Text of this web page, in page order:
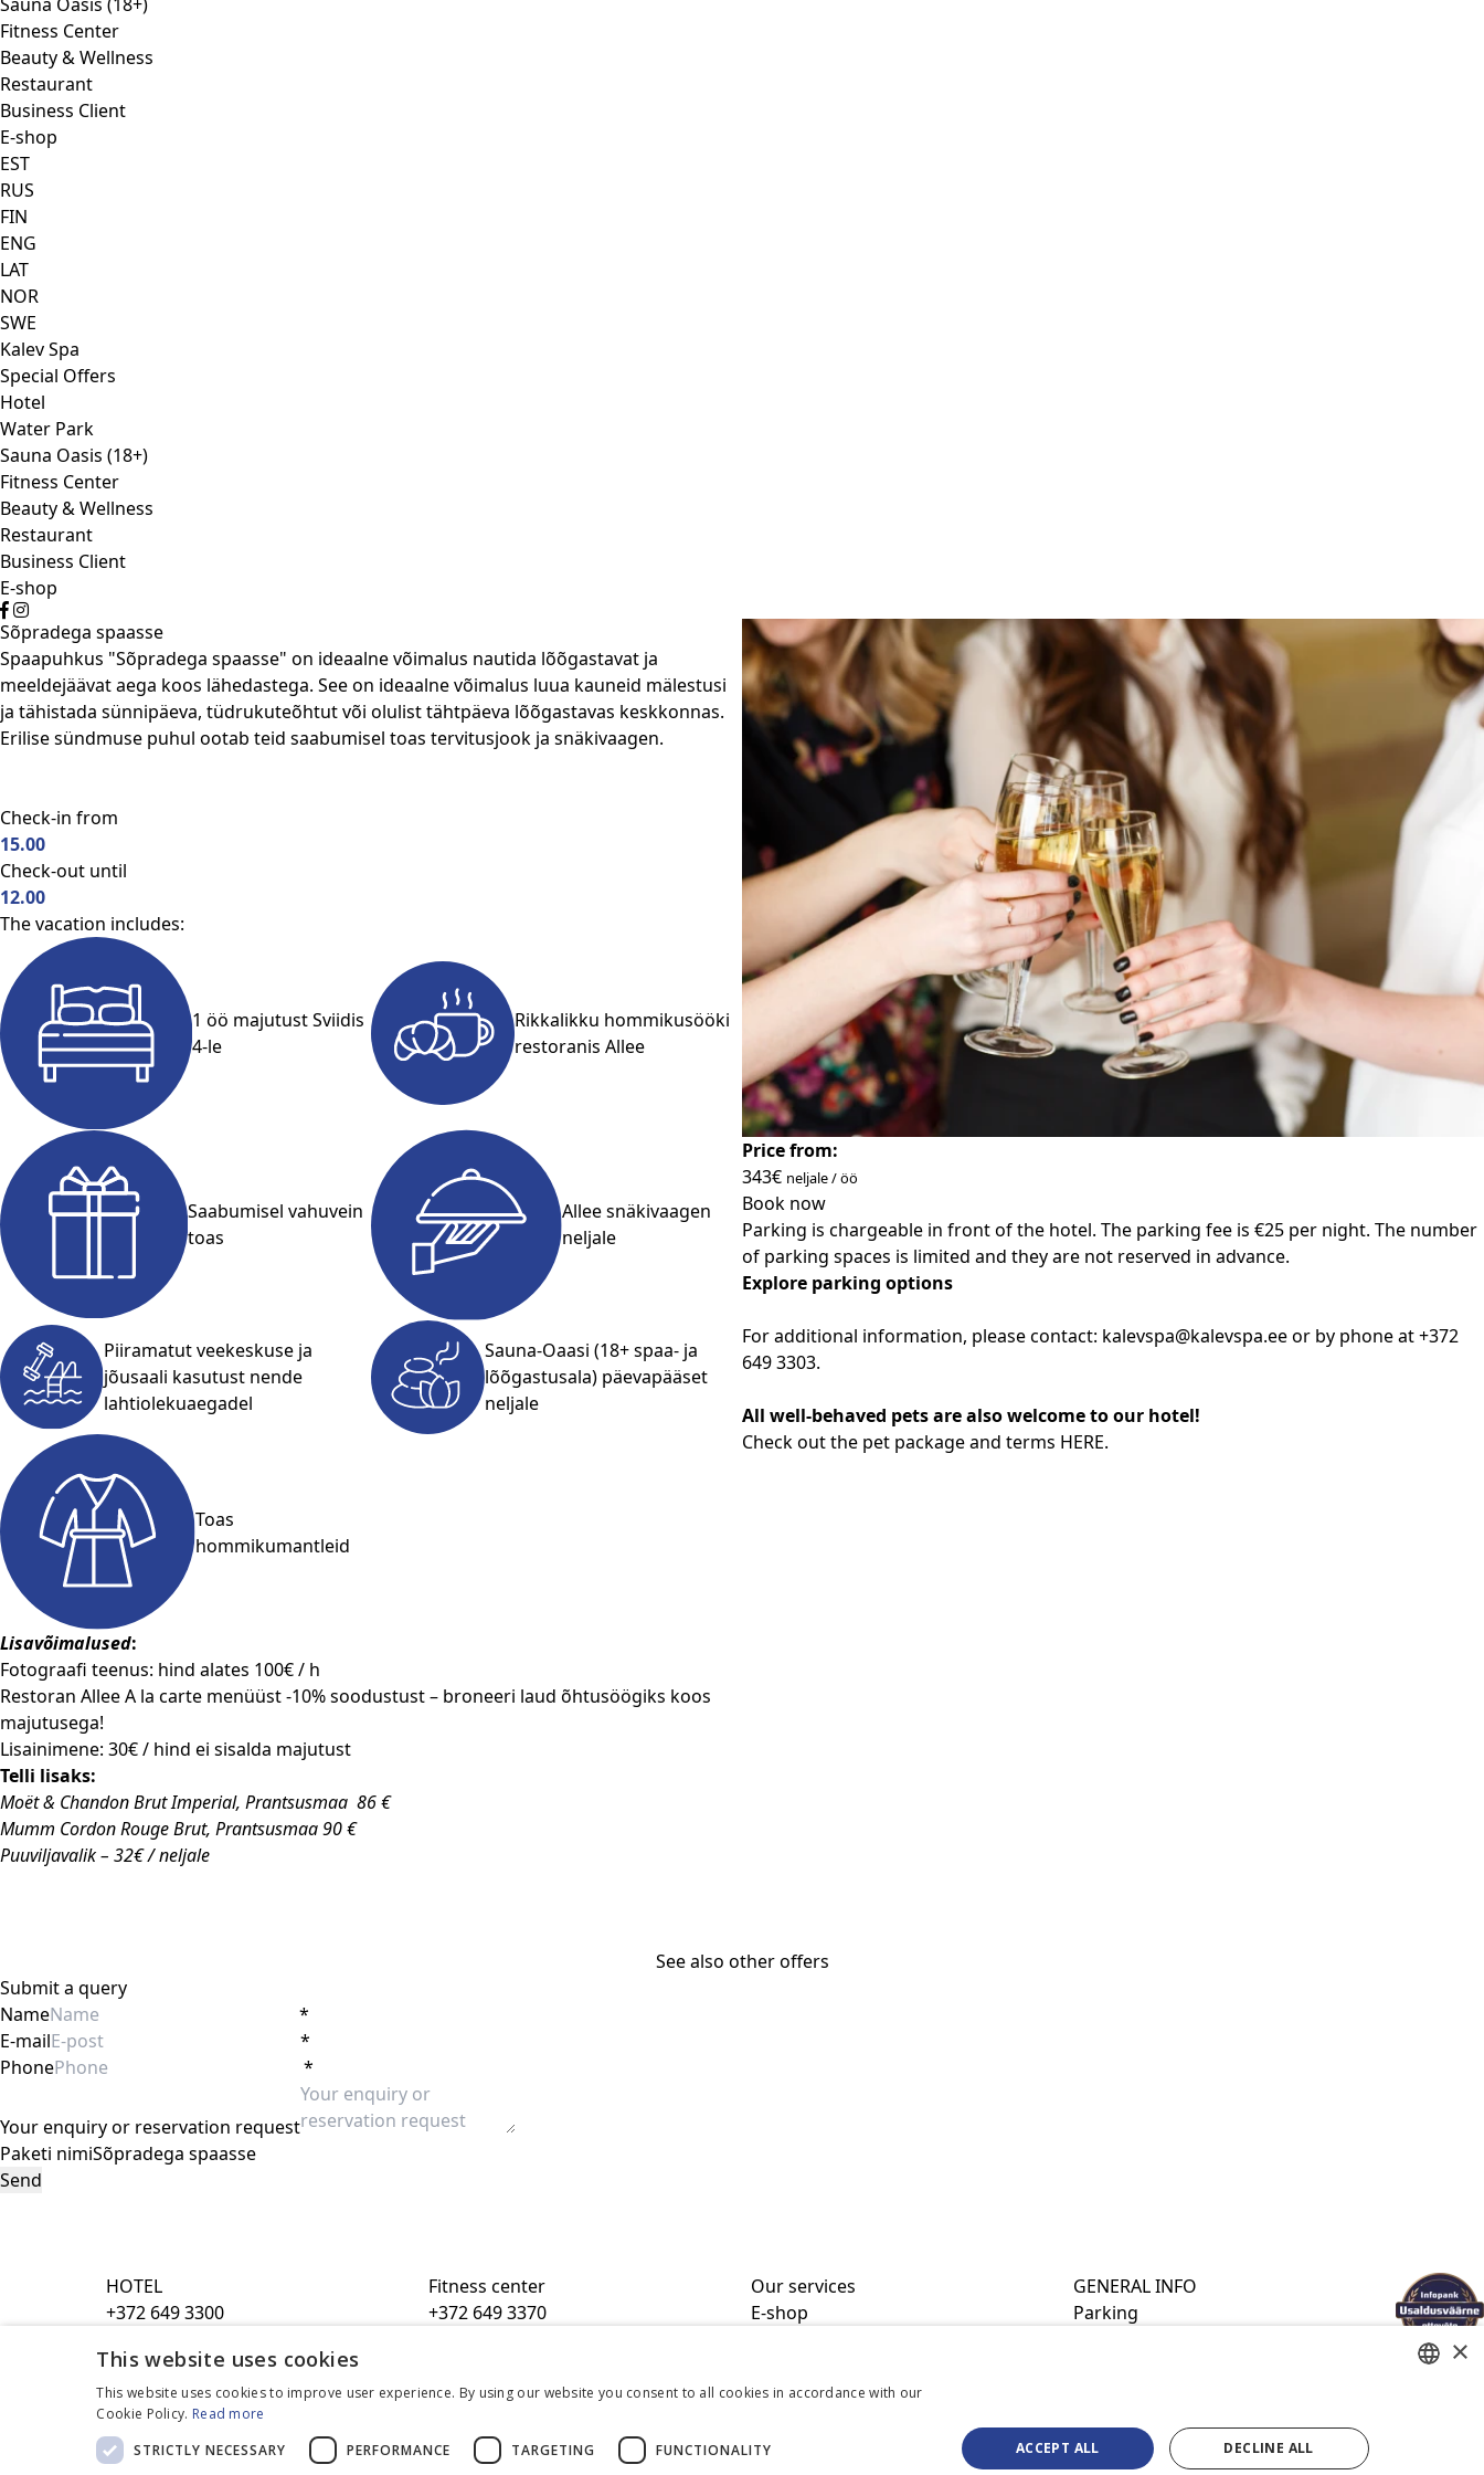
Fitness Center
Beauty & Wellness
Restaurant
Business Client
E-shop
EST
RUS
FIN
ENG
LAT
NOR
SWE
Kalev Spa
Special Offers
Hotel
Water Park
Sauna Oasis (18+)
Fitness Center
Beauty & Wellness
Restaurant
Business Client
E-shop
Sõpradega spaasse
Spaapuhkus "Sõpradega spaasse" on ideaalne võimalus nautida lõõgastavat ja
meeldejäävat aega koos lähedastega. See on ideaalne võimalus luua kauneid mälestusi
ja tähistada sünnipäeva, tüdrukuteõhtut või olulist tähtpäeva lõõgastavas keskkonnas.
Erilise sündmuse puhul ootab teid saabumisel toas tervitusjook ja snäkivaagen.
Check-in from
15.00
Check-out until
12.00
The vacation includes:
1 öö majutust Sviidis
4-le
Rikkalikku hommikusööki
restoranis Allee
Saabumisel vahuvein
toas
Allee snäkivaagen
neljale
Piiramatut veekeskuse ja
jõusaali kasutust nende
lahtiolekuaegadel
Sauna-Oaasi (18+ spaa- ja
lõõgastusala) päevapääset
neljale
Toas
hommikumantleid
Lisavõimalused:
Fotograafi teenus: hind alates 100€ / h
Restoran Allee A la carte menüüst -10% soodustust – broneeri laud õhtusöögiks koos
majutusega!
Lisainimene: 30€ / hind ei sisalda majutust
Telli lisaks:
Moët & Chandon Brut Imperial, Prantsusmaa 86 €
Mumm Cordon Rouge Brut, Prantsusmaa 90 €
Puuviljavalik – 32€ / neljale
Price from:
343€ neljale / öö
Book now
Parking is chargeable in front of the hotel. The parking fee is €25 per night. The number
of parking spaces is limited and they are not reserved in advance.
Explore parking options
For additional information, please contact: kalevspa@kalevspa.eeor by phone at +372
649 3303.
All well-behaved pets are also welcome to our hotel!
Check out the pet package and terms HERE.
See also other offers
Submit a query
Name
*
E-mail
*
Phone
*
Your enquiry or reservation request
Paketi nimi
HOTEL
+372 649 3300
waterpark
+372 649 3370
waterpark@kalevspa.ee
Fitness center
+372 649 3370
+372 649 3350
Our services
E-shop
Fitness center
Restaurant
GENERAL INFO
Parking
×
This website uses cookies
This website uses cookies to improve user experience. By using our website you consent to all cookies in accordance with our
Cookie Policy. Read more
STRICTLY NECESSARY
PERFORMANCE TARGETING FUNCTIONALITY ACCEPT ALL DECLINE ALL